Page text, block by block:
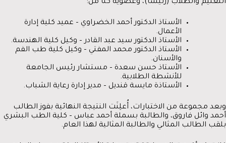
التعليم والطلاب (رئيسًا)، وعضوية كلًا من:
الأستاذ الدكتور أحمد الخضراوي – عميد كلية إدارة
الأعمال.
الأستاذ الدكتور سيد عبد القادر – وكيل كلية الهندسة.
الأستاذ الدكتور محمد المفتي – وكيل كلية طب الفم
والأسنان.
الأستاذ حسن سعدة – مستشار رئيس الجامعة
للأنشطة الطلابية.
الأستاذة مايسة قنديل – مدير إدارة رعاية الشباب.
وبعد مجموعة من الاختبارات، أُعلِنَت النتيجة النهائية بفوز الطالب
أحمد وائل فاروق، والطالبة بسملة أحمد عباس – كلية الطب البشري
بلقب الطالب المثالي والطالبة المثالية لهذا العام.